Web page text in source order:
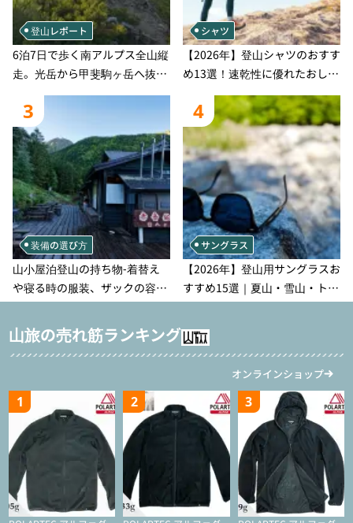
登山レポート
6泊7日で歩く南アルプス全山縦
走。光岳から甲斐駒ヶ岳へ抜け
る登山の記録
シャツ
【2026年】登山シャツのおすす
め13選！速乾性に優れたおしゃ
れなモデルを徹底紹介！
3
装備の選び方
山小屋泊登山の持ち物‐着替え
や寝る時の服装、ザックの容量
などを徹底紹介！1泊2日、2泊3
日用のリスト付き
4
サングラス
【2026年】登山用サングラスお
すすめ15選｜夏山・雪山・トレ
ラン別、シーンで選ぶ失敗しな
山旅の売れ筋ランキング
オンラインショップ
1 2 3